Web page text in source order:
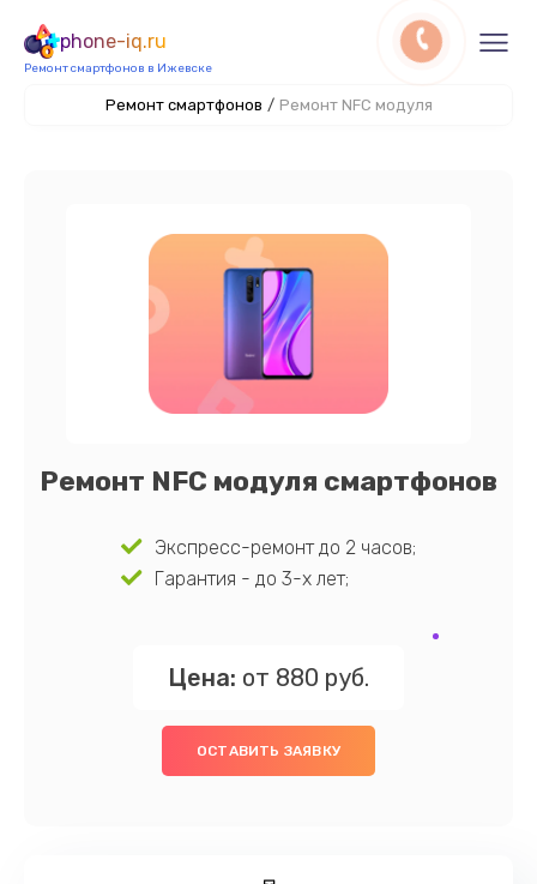
phone-iq.ru
Ремонт смартфонов в Ижевске
Ремонт смартфонов / Ремонт NFC модуля
Ремонт NFC модуля смартфонов
Экспресс-ремонт до 2 часов;
Гарантия - до 3-х лет;
Цена: от 880 руб.
ОСТАВИТЬ ЗАЯВКУ